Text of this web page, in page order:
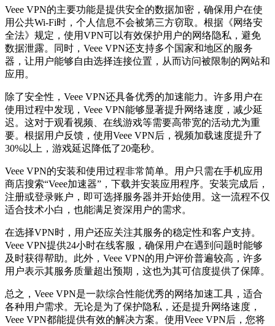
Veee VPN的主要功能是提供安全的数据加密，确保用户在使
用公共Wi-Fi时，个人信息不会被第三方窃取。根据《网络安
全法》规定，使用VPN可以有效保护用户的网络隐私，避免
数据泄露。同时，Veee VPN还支持多个国家和地区的服务
器，让用户能够自由选择连接位置，从而访问被限制的网站和
应用。
除了安全性，Veee VPN还具备优秀的加速能力。许多用户在
使用过程中发现，Veee VPN能够显著提升网络速度，减少延
迟。这对于观看视频、在线游戏等需要高带宽的活动尤为重
要。根据用户反馈，使用Veee VPN后，视频加载速度提升了
30%以上，游戏延迟降低了20毫秒。
Veee VPN的安装和使用过程非常简单。用户只需在手机应用
商店搜索“Veee加速器”，下载并安装应用程序。安装完成后，
注册或登录账户，即可选择服务器并开始使用。这一流程不仅
适合技术小白，也能满足资深用户的需求。
在选择VPN时，用户还应关注其服务的稳定性和客户支持。
Veee VPN提供24小时在线客服，确保用户在遇到问题时能够
及时获得帮助。此外，Veee VPN的用户评价普遍较高，许多
用户表示其服务质量超出预期，这也为其可信度提供了保障。
总之，Veee VPN是一款综合性能优秀的网络加速工具，适合
各种用户需求。无论是为了保护隐私，还是提升网络速度，
Veee VPN都能提供有效的解决方案。使用Veee VPN后，您将